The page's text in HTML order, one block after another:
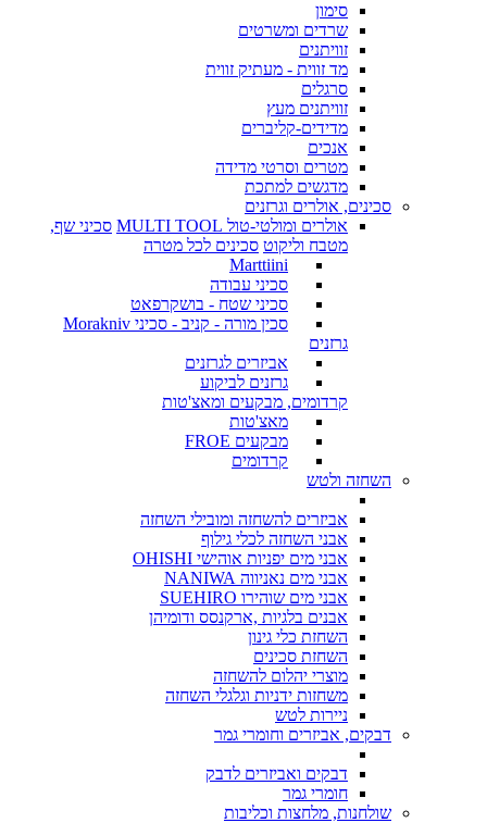
סימון
שרדים ומשרטים
זוויתנים
מד זווית - מעתיק זווית
סרגלים
זוויתנים מעץ
מדידים-קליברים
אנכים
מטרים וסרטי מדידה
מדגשים למתכת
סכינים, אולרים וגרזנים
אולרים ומולטי-טול MULTI TOOL
סכיני שף,
מטבח וליקוט סכינים לכל מטרה
Marttiini
סכיני עבודה
סכיני שטח - בושקרפאט
סכין מורה - קניב - סכיני Morakniv
גרזנים
אביזרים לגרזנים
גרזנים לביקוע
קרדומים, מבקעים ומאצ'טות
מאצ'טות
מבקעים FROE
קרדומים
השחזה ולטש
אביזרים להשחזה ומובילי השחזה
אבני השחזה לכלי גילוף
אבני מים יפניות אוהישי OHISHI
אבני מים נאניווה NANIWA
אבני מים שוהירו SUEHIRO
אבנים בלגיות ,ארקנסס ודומיהן
השחזת כלי גינון
השחזת סכינים
מוצרי יהלום להשחזה
משחזות ידניות וגלגלי השחזה
ניירות לטש
דבקים, אביזרים וחומרי גמר
דבקים ואביזרים לדבק
חומרי גמר
שולחנות, מלחצות וכליבות